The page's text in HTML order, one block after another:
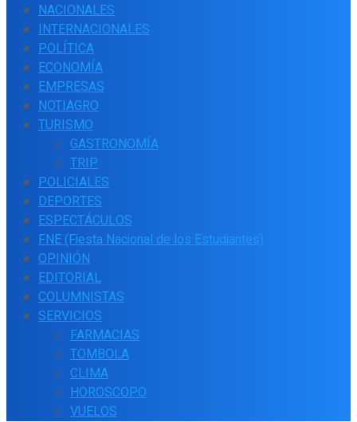
NACIONALES
INTERNACIONALES
POLÍTICA
ECONOMÍA
EMPRESAS
NOTIAGRO
TURISMO
GASTRONOMÍA
TRIP
POLICIALES
DEPORTES
ESPECTÁCULOS
FNE (Fiesta Nacional de los Estudiantes)
OPINIÓN
EDITORIAL
COLUMNISTAS
SERVICIOS
FARMACIAS
TOMBOLA
CLIMA
HOROSCOPO
VUELOS